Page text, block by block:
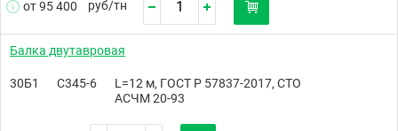
от 95 400 руб/тн
Балка двутавровая
30Б1 С345-6
L=12 м, ГОСТ Р 57837-2017, СТО
АСЧМ 20-93